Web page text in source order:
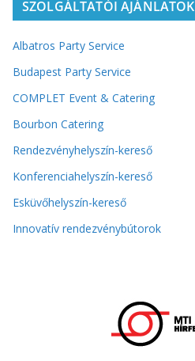
SZOLGÁLTATÓI AJÁNLATOK
Albatros Party Service
Budapest Party Service
COMPLET Event & Catering
Bourbon Catering
Rendezvényhelyszín-kereső
Konferenciahelyszín-kereső
Esküvőhelyszín-kereső
Innovatív rendezvénybútorok